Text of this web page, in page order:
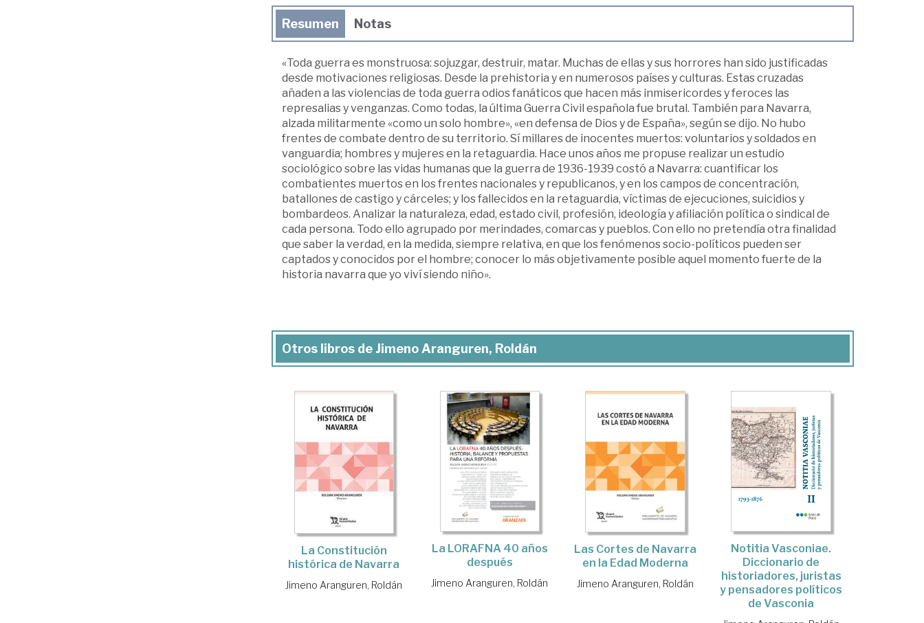
Resumen Notas
«Toda guerra es monstruosa: sojuzgar, destruir, matar. Muchas de ellas y sus horrores han sido justificadas
desde motivaciones religiosas. Desde la prehistoria y en numerosos países y culturas. Estas cruzadas
añaden a las violencias de toda guerra odios fanáticos que hacen más inmisericordes y feroces las
represalias y venganzas. Como todas, la última Guerra Civil española fue brutal. También para Navarra,
alzada militarmente «como un solo hombre», «en defensa de Dios y de España», según se dijo. No hubo
frentes de combate dentro de su territorio. Sí millares de inocentes muertos: voluntarios y soldados en
vanguardia; hombres y mujeres en la retaguardia. Hace unos años me propuse realizar un estudio
sociológico sobre las vidas humanas que la guerra de 1936-1939 costó a Navarra: cuantificar los
combatientes muertos en los frentes nacionales y republicanos, y en los campos de concentración,
batallones de castigo y cárceles; y los fallecidos en la retaguardia, víctimas de ejecuciones, suicidios y
bombardeos. Analizar la naturaleza, edad, estado civil, profesión, ideología y afiliación política o sindical de
cada persona. Todo ello agrupado por merindades, comarcas y pueblos. Con ello no pretendía otra finalidad
que saber la verdad, en la medida, siempre relativa, en que los fenómenos socio-políticos pueden ser
captados y conocidos por el hombre; conocer lo más objetivamente posible aquel momento fuerte de la
historia navarra que yo viví siendo niño».
Otros libros de Jimeno Aranguren, Roldán
La Constitución
histórica de Navarra
Jimeno Aranguren, Roldán
La LORAFNA 40 años
después
Jimeno Aranguren, Roldán
Las Cortes de Navarra
en la Edad Moderna
Jimeno Aranguren, Roldán
Notitia Vasconiae.
Diccionario de
historiadores, juristas
y pensadores políticos
de Vasconia